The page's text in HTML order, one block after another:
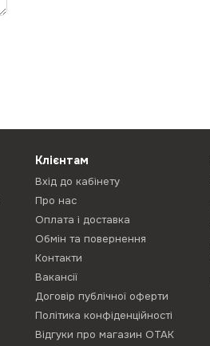
Клієнтам
Вхід до кабінету
Про нас
Оплата і доставка
Обмін та повернення
Контакти
Вакансії
Договір публічної оферти
Політика конфіденційності
Відгуки про магазин ОТАК